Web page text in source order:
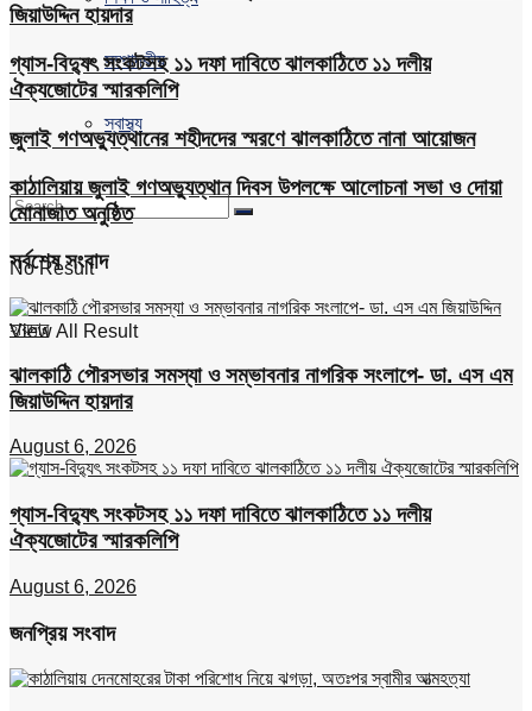
সম্পাদকীয়
স্বাস্থ্য
No Result
View All Result
জিয়াউদ্দিন হায়দার
গ্যাস-বিদ্যুৎ সংকটসহ ১১ দফা দাবিতে ঝালকাঠিতে ১১ দলীয়
ঐক্যজোটের স্মারকলিপি
জুলাই গণঅভ্যুত্থানের শহীদদের স্মরণে ঝালকাঠিতে নানা আয়োজন
কাঠালিয়ায় জুলাই গণঅভ্যুত্থান দিবস উপলক্ষে আলোচনা সভা ও দোয়া
মোনাজাত অনুষ্ঠিত
সর্বশেষ সংবাদ
ঝালকাঠি পৌরসভার সমস্যা ও সম্ভাবনার নাগরিক সংলাপে- ডা. এস এম
জিয়াউদ্দিন হায়দার
August 6, 2026
গ্যাস-বিদ্যুৎ সংকটসহ ১১ দফা দাবিতে ঝালকাঠিতে ১১ দলীয়
ঐক্যজোটের স্মারকলিপি
August 6, 2026
জনপ্রিয় সংবাদ